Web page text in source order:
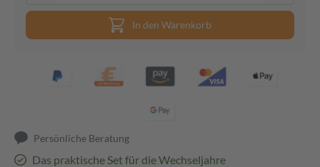
In den Warenkorb
Persönliche Beratung
Das praktische Set für die Wechseljahre